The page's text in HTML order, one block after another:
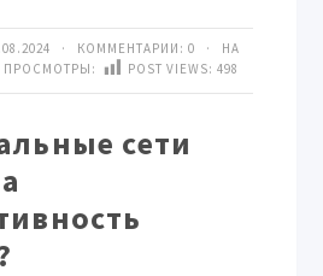
· КОММЕНТАРИИ: 0 · НА
ПРОСМОТРЫ:
POST VIEWS: 498
сети